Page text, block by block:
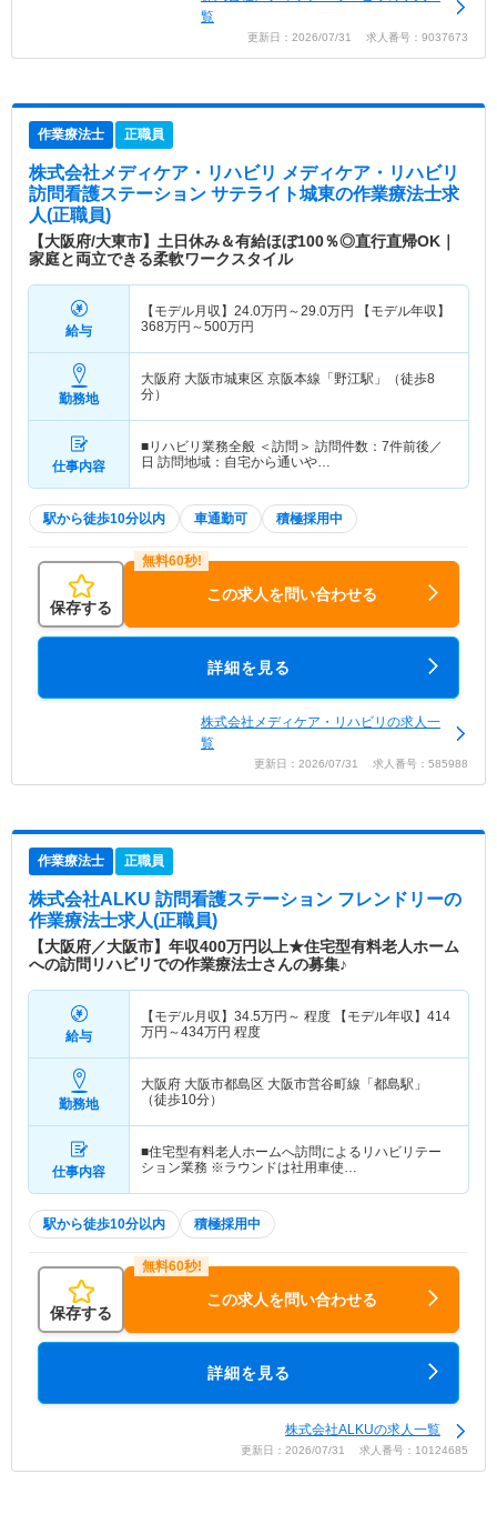
覧
更新日：2026/07/31 求人番号：9037673
作業療法士 正職員
株式会社メディケア・リハビリ メディケア・リハビリ
訪問看護ステーション サテライト城東の作業療法士求
人(正職員)
【大阪府/大東市】土日休み＆有給ほぼ100％◎直行直帰OK｜
家庭と両立できる柔軟ワークスタイル
給与
【モデル月収】 24.0万円～29.0万円
【モデル年収】
368万円～500万円
勤務地
大阪府 大阪市城東区 京阪本線「野江駅」（徒歩8
分）
仕事内容
■リハビリ業務全般 ＜訪問＞ 訪問件数：7件前後／
日 訪問地域：自宅から通いや…
駅から徒歩10分以内 車通勤可 積極採用中
保存する
この求人を問い合わせる
詳細を見る
株式会社メディケア・リハビリの求人一
覧
更新日：2026/07/31 求人番号：585988
作業療法士 正職員
株式会社ALKU 訪問看護ステーション フレンドリーの
作業療法士求人(正職員)
【大阪府／大阪市】年収400万円以上★住宅型有料老人ホーム
への訪問リハビリでの作業療法士さんの募集♪
給与
【モデル月収】 34.5万円～ 程度 【モデル年収】 414
万円～434万円 程度
勤務地
大阪府 大阪市都島区 大阪市営谷町線「都島駅」
（徒歩10分）
仕事内容
■住宅型有料老人ホームへ訪問によるリハビリテー
ション業務 ※ラウンドは社用車使…
駅から徒歩10分以内 積極採用中
保存する
この求人を問い合わせる
詳細を見る
株式会社ALKUの求人一覧
更新日：2026/07/31 求人番号：10124685